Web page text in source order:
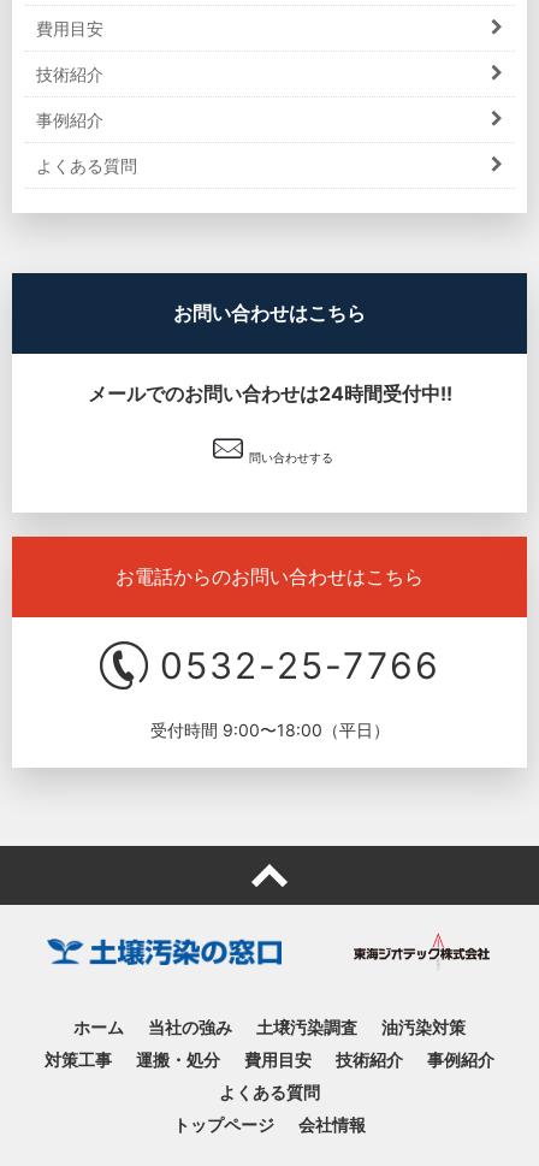
費用目安
技術紹介
事例紹介
よくある質問
お問い合わせはこちら
メールでのお問い合わせは24時間受付中!!
問い合わせする
お電話からのお問い合わせはこちら
0532-25-7766
受付時間 9:00〜18:00（平日）
ホーム 当社の強み 土壌汚染調査
油汚染対策
対策工事
運搬・処分 費用目安 技術紹介
事例紹介
よくある質問
トップページ
会社情報